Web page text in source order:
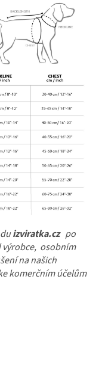
izviratka.czpo
osobním
na našich
komerčním účelům